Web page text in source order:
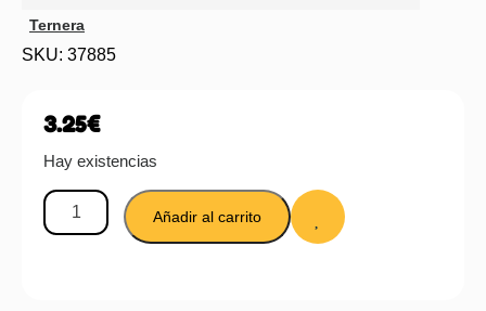
Ternera
SKU: 37885
3.25€
Hay existencias
Añadir al carrito